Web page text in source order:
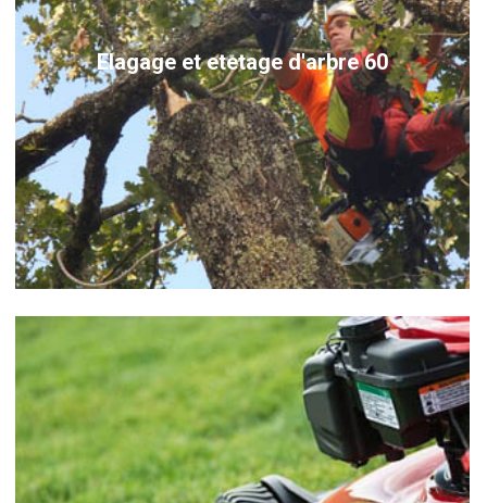
Elagage et etetage d'arbre 60